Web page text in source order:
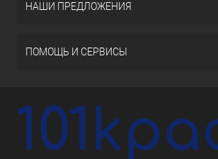
НАШИ ПРЕДЛОЖЕНИЯ
ПОМОЩЬ И СЕРВИСЫ